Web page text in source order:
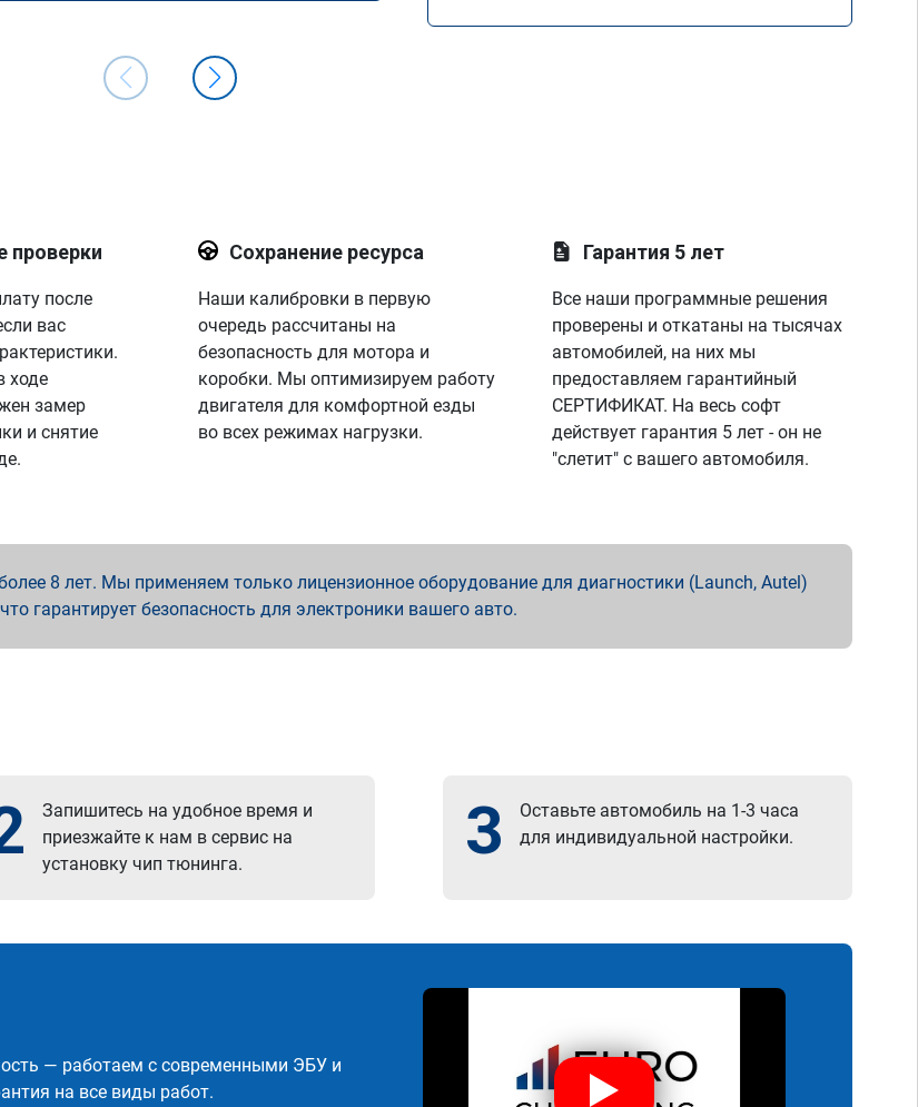
проверки
после
вас
ходе
замер
и снятие
Сохранение ресурса
Наши калибровки в первую
очередь рассчитаны на
безопасность для мотора и
коробки. Мы оптимизируем работу
двигателя для комфортной езды
во всех режимах нагрузки.
Гарантия 5 лет
Все наши программные решения
проверены и откатаны на тысячах
автомобилей, на них мы
предоставляем гарантийный
СЕРТИФИКАТ. На весь софт
действует гарантия 5 лет - он не
"слетит" с вашего автомобиля.
8 лет. Мы применяем только лицензионное оборудование для диагностики (Launch, Autel)
гарантирует безопасность для электроники вашего авто.
Запишитесь на удобное время и
приезжайте к нам в сервис на
установку чип тюнинга.
3
Оставьте автомобиль на 1-3 часа
для индивидуальной настройки.
— работаем с современными ЭБУ и
на все виды работ.